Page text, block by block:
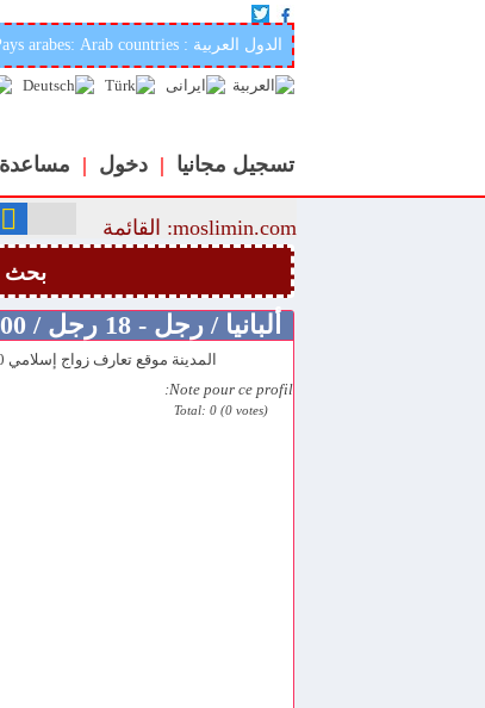
Pays arabes: Arab countries : الدول العربية
تسجيل مجانيا | دخول | مساعدة
moslimin.com: القائمة
بحث
ألبانيا / رجل - 18 رجل / Sdk000
Note pour ce profil:
Total: 0 (0 votes)